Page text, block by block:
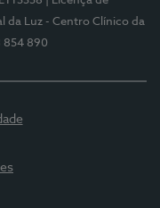
da Luz - Centro Clínico da
854 890